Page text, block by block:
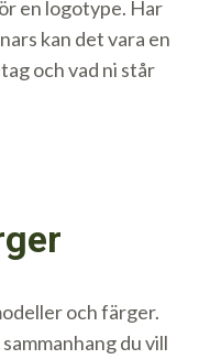
en logotype. Har
kan det vara en
och vad ni står
och färger.
du vill